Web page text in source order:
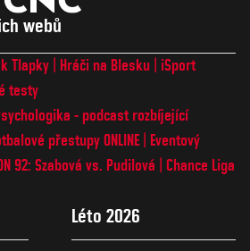
webů
Tlapky Hráči na Blesku
iSport
testy
- podcast rozbíjející
přestupy ONLINE
Eventový
92: Szabová vs. Pudilová
Chance Liga
Léto 2026